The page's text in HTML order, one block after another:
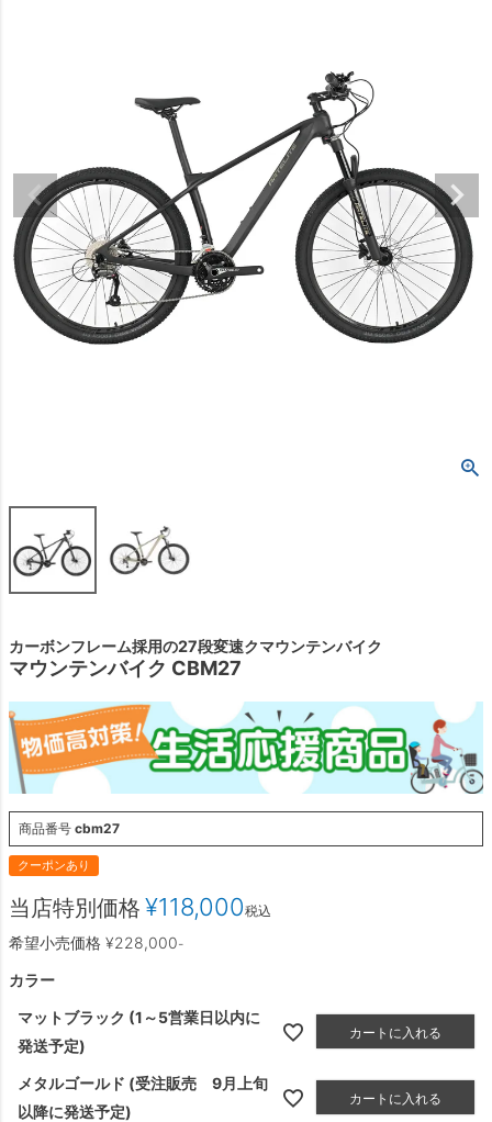
カーボンフレーム採用の27段変速クマウンテンバイク
マウンテンバイク CBM27
商品番号 cbm27
クーポンあり
希望小売価格 ¥228,000-
当店特別価格 ¥118,000税込
カラー
マットブラック (1～5営業日以内に
発送予定)
カートに入れる
メタルゴールド (受注販売 9月上旬
以降に発送予定)
カートに入れる